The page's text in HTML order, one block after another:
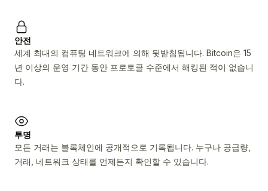
안전
세계 최대의 컴퓨팅 네트워크에 의해 뒷받침됩니다. Bitcoin은 15
년 이상의 운영 기간 동안 프로토콜 수준에서 해킹된 적이 없습니
다.
투명
모든 거래는 블록체인에 공개적으로 기록됩니다. 누구나 공급량,
거래, 네트워크 상태를 언제든지 확인할 수 있습니다.